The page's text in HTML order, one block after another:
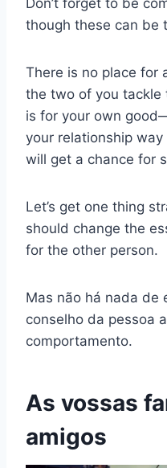
though these can be
There is no place for
the two of you tackle
is for your own
your relationship
will get a chance for
Let’s get one thing
should change the
for the other person.
Mas não há nada de
conselho da pessoa
comportamento.
As vossas
amigos